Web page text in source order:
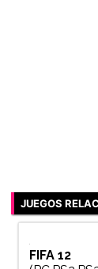
JUEGOS
FIFA 12